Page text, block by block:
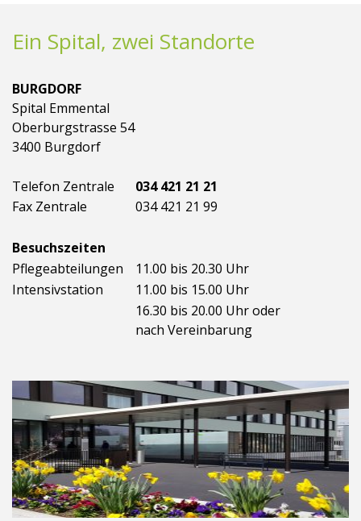
Ein Spital, zwei Standorte
BURGDORF
Spital Emmental
Oberburgstrasse 54
3400 Burgdorf
Telefon Zentrale
034 421 21 21
Fax Zentrale
034 421 21 99
Besuchszeiten
Pflegeabteilungen
11.00 bis 20.30 Uhr
Intensivstation
11.00 bis 15.00 Uhr
16.30 bis 20.00 Uhr oder
nach Vereinbarung